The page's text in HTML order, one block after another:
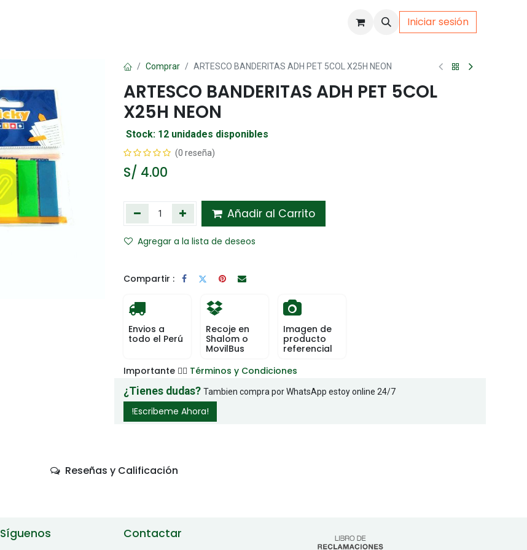
Iniciar sesión
Comprar ARTESCO BANDERITAS ADH PET 5COL X25H NEON
ARTESCO BANDERITAS ADH PET 5COL
X25H NEON
Stock: 12 unidades disponibles
(0 reseña)
S/ 4.00
Añadir al Carrito
Agregar a la lista de deseos
Compartir :
Envios a
todo el Perú
Recoje en
Shalom o
MovilBus
Imagen de
producto
referencial
Importante 👉🏻 Términos y Condiciones
¿Tienes dudas? Tambien compra por WhatsApp estoy online 24/7
!Escribeme Ahora!
Reseñas y Calificación
Síguenos Contactar